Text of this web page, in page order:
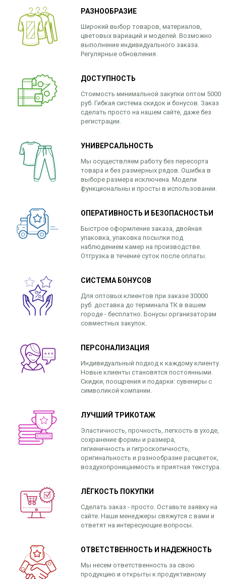
РАЗНООБРАЗИЕ
Широкий выбор товаров, материалов,
цветовых вариаций и моделей. Возможно
выполнение индивидуального заказа.
Регулярные обновления.
ДОСТУПНОСТЬ
Стоимость минимальной закупки оптом 5000
руб. Гибкая система скидок и бонусов. Заказ
сделать просто на нашем сайте, даже без
регистрации.
УНИВЕРСАЛЬНОСТЬ
Мы осуществляем работу без пересорта
товара и без размерных рядов. Ошибка в
выборе размера исключена. Модели
функциональны и просты в использовании.
ОПЕРАТИВНОСТЬ И БЕЗОПАСНОСТЬИ
Быстрое оформление заказа, двойная
упаковка, упаковка посылки под
наблюдением камер на производстве.
Отгрузка в течение суток после оплаты.
СИСТЕМА БОНУСОВ
Для оптовых клиентов при заказе 30000
руб. доставка до терминала ТК в вашем
городе - бесплатно. Бонусы организаторам
совместных закупок.
ПЕРСОНАЛИЗАЦИЯ
Индивидуальный подход к каждому клиенту.
Новые клиенты становятся постоянными.
Скидки, поощрения и подарки: сувениры с
символикой компании.
ЛУЧШИЙ ТРИКОТАЖ
Эластичность, прочность, легкость в уходе,
сохранение формы и размера,
гигиеничность и гигроскопичность,
оригинальность и разнообразие расцветок,
воздухопроницаемость и приятная текстура.
ЛЁГКОСТЬ ПОКУПКИ
Сделать заказ - просто. Оставьте заявку на
сайте. Наши менеджеры свяжутся с вами и
ответят на интересующие вопросы.
ОТВЕТСТВЕННОСТЬ И НАДЕЖНОСТЬ
Мы несем ответственность за свою
продукцию и открыты к продуктивному